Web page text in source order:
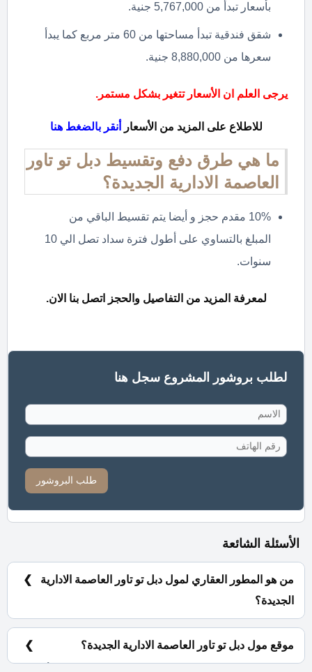
بأسعار تبدأ من 5,767,000 جنية.
شقق فندقية تبدأ مساحتها من 60 متر مربع كما يبدأ
سعرها من 8,880,000 جنية.
يرجى العلم ان الأسعار تتغير بشكل مستمر.
للاطلاع على المزيد من الأسعار أنقر بالضغط هنا
ما هي طرق دفع وتقسيط دبل تو تاور
العاصمة الادارية الجديدة؟
10% مقدم حجز و أيضا يتم تقسيط الباقي من
المبلغ بالتساوي على أطول فترة سداد تصل الي 10
سنوات.
لمعرفة المزيد من التفاصيل والحجز اتصل بنا الان.
لطلب بروشور المشروع سجل هنا
طلب البروشور
الأسئلة الشائعة
من هو المطور العقاري لمول دبل تو تاور العاصمة الادارية
الجديدة؟
موقع مول دبل تو تاور العاصمة الادارية الجديدة؟